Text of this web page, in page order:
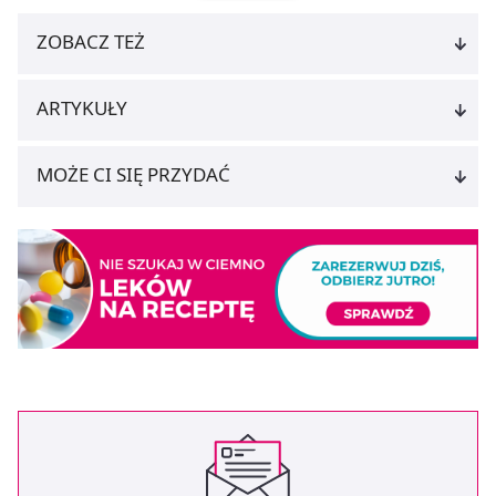
ZOBACZ TEŻ
ARTYKUŁY
MOŻE CI SIĘ PRZYDAĆ